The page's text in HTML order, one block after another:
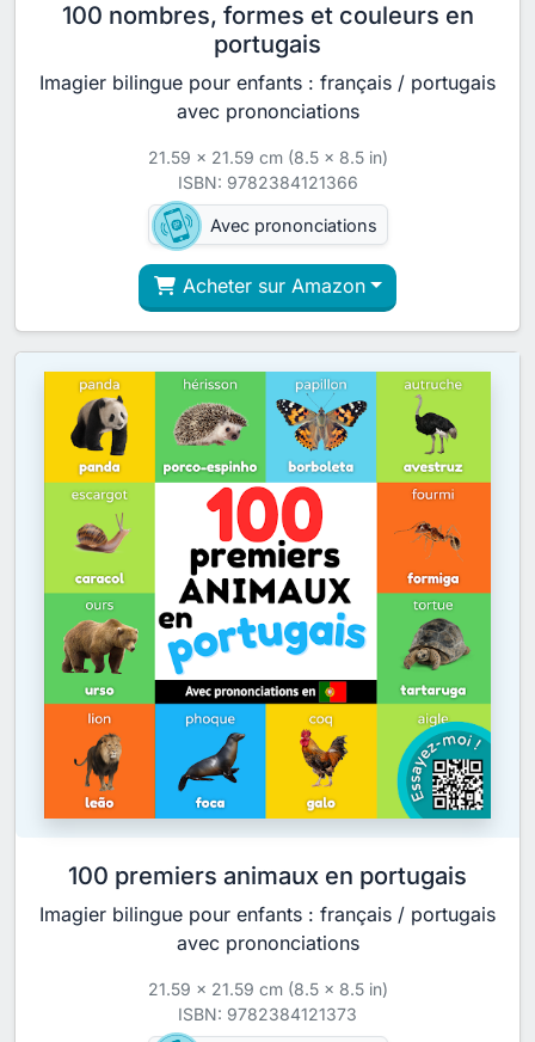
100 nombres, formes et couleurs en
portugais
Imagier bilingue pour enfants : français / portugais
avec prononciations
21.59 x 21.59 cm (8.5 x 8.5 in)
ISBN: 9782384121366
Avec prononciations
Acheter sur Amazon
100 premiers animaux en portugais
Imagier bilingue pour enfants : français / portugais
avec prononciations
21.59 x 21.59 cm (8.5 x 8.5 in)
ISBN: 9782384121373